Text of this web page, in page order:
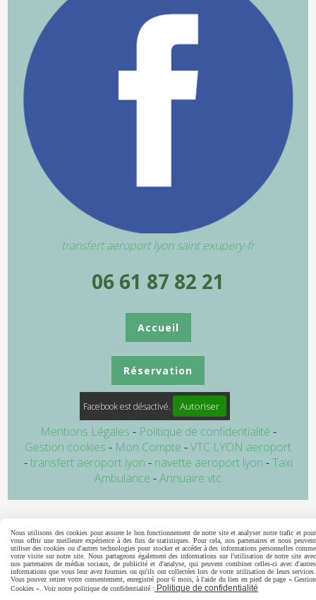
transfert aeroport lyon saint exupery-fr
06 61 87 82 21
Accueil
Réservation
Facebook est désactivé. Autoriser
Mentions Légales
Politique de confidentialité
Gestion cookies
Mon Compte
VTC LYON aeroport
transfert aeroport lyon
navette aeroport lyon
Taxi
Ambulance
Annuaire vtc
Nous utilisons des cookies pour assurer le bon fonctionnement de notre site et analyser notre trafic et pour
vous offrir une meilleure expérience à des fins de statistiques. Pour cela, nos partenaires et nous peuvent
utiliser des cookies ou d'autres technologies pour stocker et accéder à des informations personnelles comme
votre visite sur notre site. Nous partageons également des informations sur l'utilisation de notre site avec
nos partenaires de médias sociaux, de publicité et d'analyse, qui peuvent combiner celles-ci avec d'autres
informations que vous leur avez fournies ou qu'ils ont collectées lors de votre utilisation de leurs services.
Vous pouvez retirer votre consentement, enregistré pour 6 mois, à l'aide du lien en pied de page « Gestion
Cookies ». Voir notre politique de confidentialité : Politique de confidentialité